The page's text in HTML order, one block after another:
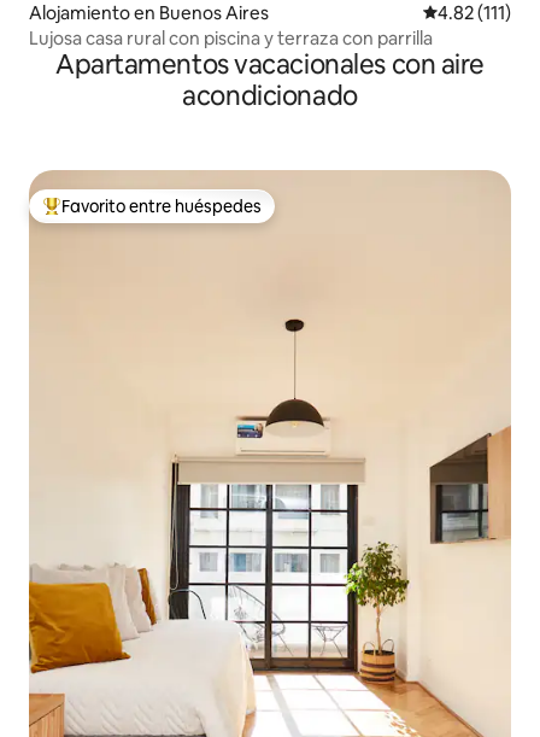
Alojamiento en Buenos Aires Calificación
4.82 (111)
Lujosa casa rural con piscina y terraza con parrilla
Apartamentos vacacionales con aire
acondicionado
Favorito entre huéspedes preferido
Favorito entre huéspedes